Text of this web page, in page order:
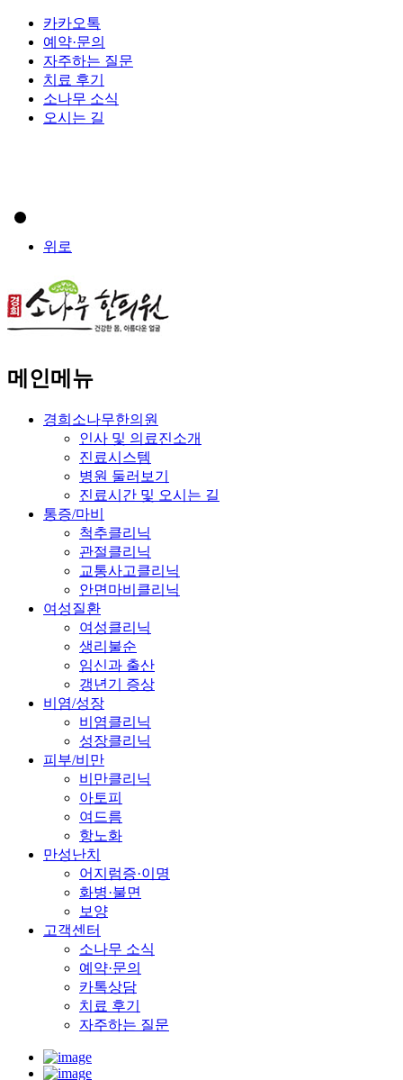
카카오톡
예약·문의
자주하는 질문
치료 후기
소나무 소식
오시는 길
위로
메인메뉴
경희소나무한의원
인사 및 의료진소개
진료시스템
병원 둘러보기
진료시간 및 오시는 길
통증/마비
척추클리닉
관절클리닉
교통사고클리닉
안면마비클리닉
여성질환
여성클리닉
생리불순
임신과 출산
갱년기 증상
비염/성장
비염클리닉
성장클리닉
피부/비만
비만클리닉
아토피
여드름
항노화
만성난치
어지럼증·이명
화병·불면
보양
고객센터
소나무 소식
예약·문의
카톡상담
치료 후기
자주하는 질문